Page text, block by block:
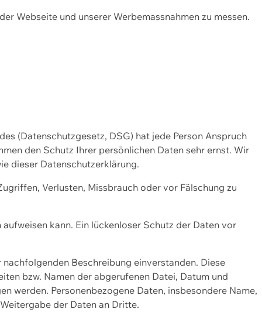
Webseite und unserer Werbemassnahmen zu messen.
(Datenschutzgesetz, DSG) hat jede Person Anspruch
den Schutz Ihrer persönlichen Daten sehr ernst. Wir
dieser Datenschutzerklärung.
Verlusten, Missbrauch oder vor Fälschung zu
kann. Ein lückenloser Schutz der Daten vor
Beschreibung einverstanden. Diese
bzw. Namen der abgerufenen Datei, Datum und
werden. Personenbezogene Daten, insbesondere Name,
der Daten an Dritte.